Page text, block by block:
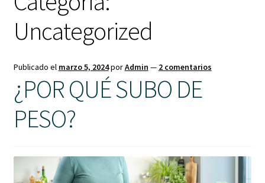
Contáctanos
Magistrales
Nuestro Blog
Política de protección y tratamiento de datos personales
TÉRMINOS Y CONDICIONES
Uncategorized
Publicado el marzo 5, 2024porAdmin — 2 comentarios
¿POR QUÉ SUBO DE
PESO?